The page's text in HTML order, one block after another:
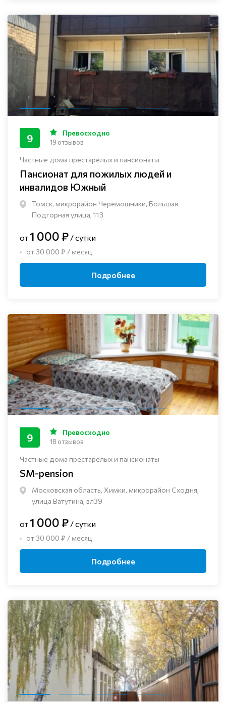
Частные дома престарелых и пансионаты
Пансионат для пожилых людей и
инвалидов Южный
Томск, микрорайон Черемошники, Большая
Подгорная улица, 113
9 Превосходно
19 отзывов
от1 000 ₽ / сутки
от 30 000 ₽ / месяц
Подробнее
Частные дома престарелых и пансионаты
SM-pension
Московская область, Химки, микрорайон Сходня,
улица Ватутина, вл39
9 Превосходно
18 отзывов
от1 000 ₽ / сутки
от 30 000 ₽ / месяц
Подробнее